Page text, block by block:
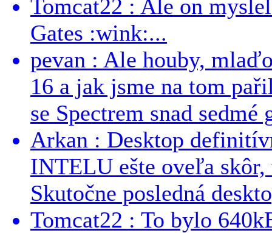
Tomcat22 : Ale on
Gates :wink:...
pevan : Ale houby,
16 a jak jsme na tom
se Spectrem snad sedmé
Arkan : Desktop
INTELU ešte oveľa
Skutočne posledná
Tomcat22 : To bylo